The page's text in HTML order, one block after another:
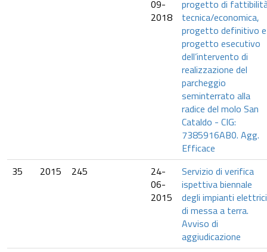
09-
2018
progetto di
tecnica/economica,
progetto definitivo e
progetto esecutivo
dell’intervento di
realizzazione del
parcheggio
seminterrato alla
radice del molo San
Cataldo - CIG:
7385916AB0. Agg.
Efficace
35
2015 245
24-
06-
2015
Servizio di verifica
ispettiva biennale
degli impianti elettrici
di messa a terra.
Avviso di
aggiudicazione